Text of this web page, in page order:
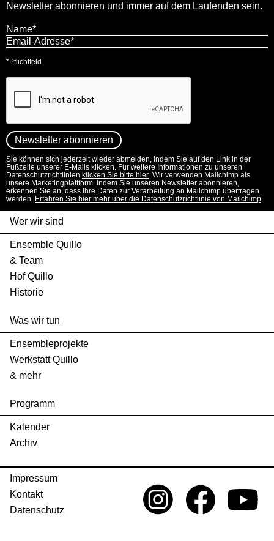
Newsletter abonnieren und immer auf dem Laufenden sein.
*Pflichtfeld
Sie können sich jederzeit wieder abmelden, indem Sie auf den Link in der
Fußzeile unserer E-Mails klicken. Für weitere Informationen zu unseren
Datenschutzrichtlinien klicken Sie bitte hier. Wir verwenden Mailchimp als
unsere Marketingplattform. Indem Sie unseren Newsletter abonnieren,
erkennen Sie an, dass Ihre Daten zur Verarbeitung an Mailchimp übertragen
werden. Erfahren Sie hier mehr über die Datenschutzrichtlinie von Mailchimp.
Wer wir sind
Ensemble Quillo
& Team
Hof Quillo
Historie
Was wir tun
Ensembleprojekte
Werkstatt Quillo
& mehr
Programm
Kalender
Archiv
Impressum
Kontakt
Datenschutz